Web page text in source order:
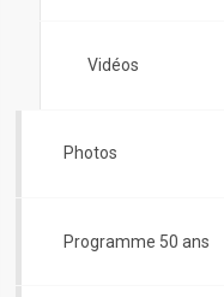
Vidéos
Photos
Programme 50 ans